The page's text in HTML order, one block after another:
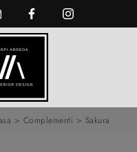
> Complementi > Sakura